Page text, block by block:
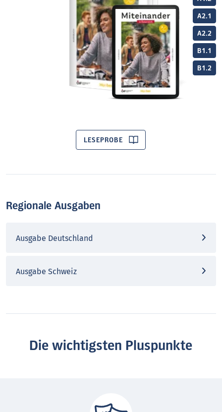
A2.1
A2.2
B1.1
B1.2
LESEPROBE
Regionale Ausgaben
Ausgabe Deutschland
Ausgabe Schweiz
Die wichtigsten Pluspunkte